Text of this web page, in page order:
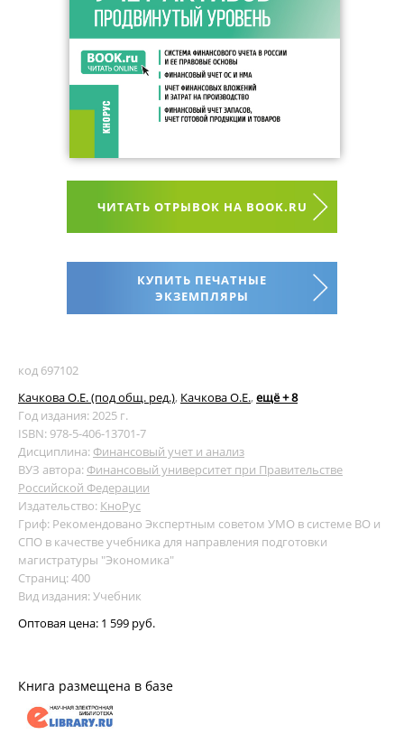
ЧИТАТЬ ОТРЫВОК НА BOOK.RU
КУПИТЬ ПЕЧАТНЫЕ
ЭКЗЕМПЛЯРЫ
код 697102
Качкова О.Е. (под общ. ред.), Качкова О.Е., ещё + 8
Год издания: 2025 г.
ISBN: 978-5-406-13701-7
Дисциплина: Финансовый учет и анализ
ВУЗ автора: Финансовый университет при Правительстве
Российской Федерации
Издательство: КноРус
Гриф: Рекомендовано Экспертным советом УМО в системе ВО и
СПО в качестве учебника для направления подготовки
магистратуры "Экономика"
Страниц: 400
Вид издания: Учебник
Оптовая цена: 1 599 руб.
Книга размещена в базе